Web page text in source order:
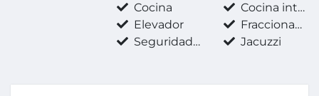
Cocina
Cocina integral
Elevador
Fraccionamiento privado
Seguridad 24 horas
Jacuzzi